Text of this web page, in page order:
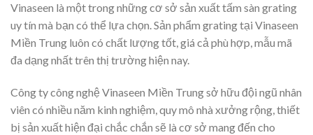
Vinaseen là một trong những cơ sở sản xuất tấm sàn grating
uy tín mà bạn có thể lựa chọn. Sản phẩm grating tại Vinaseen
Miền Trung luôn có chất lượng tốt, giá cả phù hợp, mẫu mã
đa dạng nhất trên thị trường hiện nay.
Công ty công nghệ Vinaseen Miền Trung sở hữu đội ngũ nhân
viên có nhiều năm kinh nghiệm, quy mô nhà xưởng rộng, thiết
bị sản xuất hiện đại chắc chắn sẽ là cơ sở mang đến cho